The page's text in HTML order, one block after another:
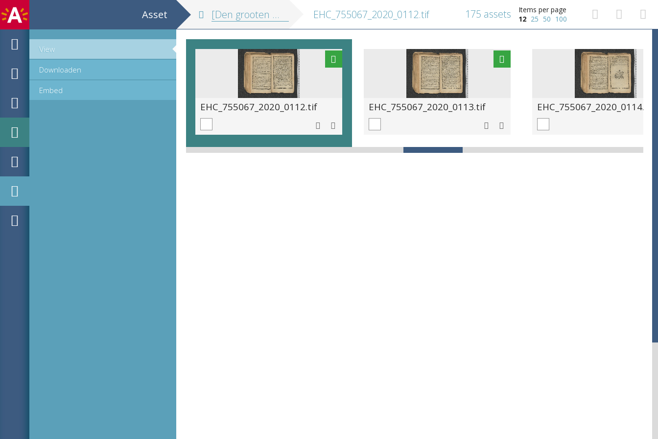
Asset
View
Downloaden
Embed
[Den grooten Brugschen comptoir almanach] EHC_755067_2020_0112.tif
Items per page
12 25 50 100
175 assets
EHC_755067_2020_0112.tif EHC_755067_2020_0113.tif EHC_755067_2020_0114.tif